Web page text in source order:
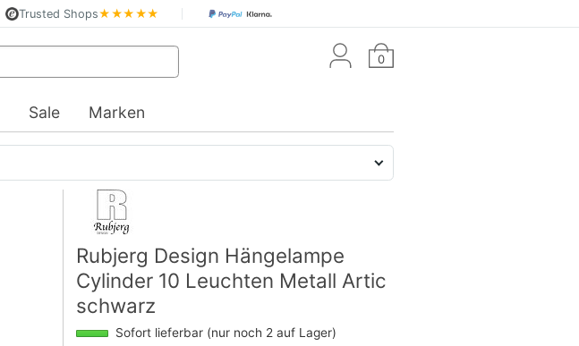
Trusted Shops★★★★★
0
Sale Marken
Rubjerg Design Hängelampe
Cylinder 10 Leuchten Metall Artic
schwarz
Sofort lieferbar (nur noch 2 auf Lager)